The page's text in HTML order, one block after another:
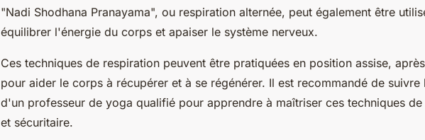
"Nadi Shodhana Pranayama", ou respiration alternée, peut également être
équilibrer l'énergie du corps et apaiser le système nerveux.
Ces techniques de respiration peuvent être pratiquées en position assise,
pour aider le corps à récupérer et à se régénérer. Il est recommandé de suivre
d'un professeur de yoga qualifié pour apprendre à maîtriser ces techniques
et sécuritaire.